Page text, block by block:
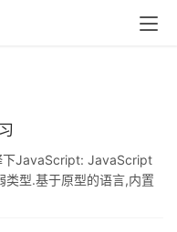
下JavaScript: JavaScript
类型.基于原型的语言,内置